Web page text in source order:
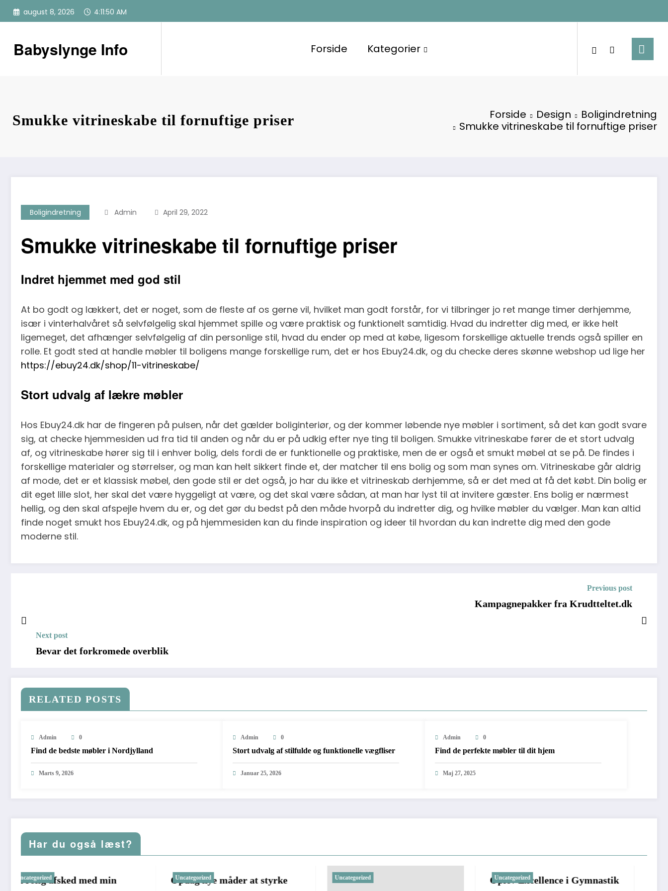
Videre
august 8, 2026 4:11:51 AM
Babyslynge Info Forside Kategorier
Smukke vitrineskabe til fornuftige priser Forside Design
Boligindretning
Smukke vitrineskabe til fornuftige priser
Boligindretning Admin April 29, 2022
Smukke vitrineskabe til fornuftige priser
Indret hjemmet med god stil
At bo godt og lækkert, det er noget, som de fleste af os gerne vil, hvilket man godt forstår, for vi tilbringer jo ret mange timer derhjemme,
især i vinterhalvåret så selvfølgelig skal hjemmet spille og være praktisk og funktionelt samtidig. Hvad du indretter dig med, er ikke helt
ligemeget, det afhænger selvfølgelig af din personlige stil, hvad du ender op med at købe, ligesom forskellige aktuelle trends også spiller en
rolle. Et godt sted at handle møbler til boligens mange forskellige rum, det er hos Ebuy24.dk, og du checke deres skønne webshop ud lige her
https://ebuy24.dk/shop/11-vitrineskabe/
Stort udvalg af lækre møbler
Hos Ebuy24.dk har de fingeren på pulsen, når det gælder boliginteriør, og der kommer løbende nye møbler i sortiment, så det kan godt svare
sig, at checke hjemmesiden ud fra tid til anden og når du er på udkig efter nye ting til boligen. Smukke vitrineskabe fører de et stort udvalg
af, og vitrineskabe hører sig til i enhver bolig, dels fordi de er funktionelle og praktiske, men de er også et smukt møbel at se på. De findes i
forskellige materialer og størrelser, og man kan helt sikkert finde et, der matcher til ens bolig og som man synes om. Vitrineskabe går aldrig
af mode, det er et klassisk møbel, den gode stil er det også, jo har du ikke et vitrineskab derhjemme, så er det med at få det købt. Din bolig er
dit eget lille slot, her skal det være hyggeligt at være, og det skal være sådan, at man har lyst til at invitere gæster. Ens bolig er nærmest
hellig, og den skal afspejle hvem du er, og det gør du bedst på den måde hvorpå du indretter dig, og hvilke møbler du vælger. Man kan altid
finde noget smukt hos Ebuy24.dk, og på hjemmesiden kan du finde inspiration og ideer til hvordan du kan indrette dig med den gode
moderne stil.
Previous post
Kampagnepakker fra Krudtteltet.dk
Next post
Bevar det forkromede overblik
RELATED POSTS
Admin 0
Find de bedste møbler i Nordjylland
Marts 9, 2026
Admin 0
Stort udvalg af stilfulde og funktionelle vægfliser
Januar 25, 2026
Admin 0
Find de perfekte møbler til dit hjem
Maj 27, 2025
Har du også læst?
Uncategorized
Opdag nye måder at styrke
Uncategorized
Oplev Excellence i Gymnastik
Uncategorized
Optimer Din Velvære med